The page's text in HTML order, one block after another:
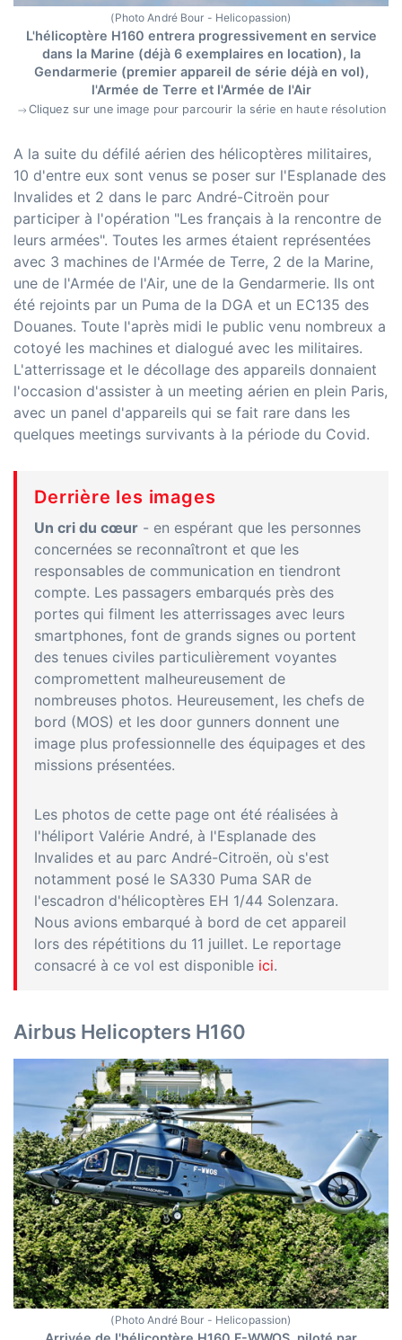
(Photo André Bour - Helicopassion)
L'hélicoptère H160 entrera progressivement en service
dans la Marine (déjà 6 exemplaires en location), la
Gendarmerie (premier appareil de série déjà en vol),
l'Armée de Terre et l'Armée de l'Air
Cliquez sur une image pour parcourir la série en haute résolution
A la suite du défilé aérien des hélicoptères militaires,
10 d'entre eux sont venus se poser sur l'Esplanade des
Invalides et 2 dans le parc André-Citroën pour
participer à l'opération "Les français à la rencontre de
leurs armées". Toutes les armes étaient représentées
avec 3 machines de l'Armée de Terre, 2 de la Marine,
une de l'Armée de l'Air, une de la Gendarmerie. Ils ont
été rejoints par un Puma de la DGA et un EC135 des
Douanes. Toute l'après midi le public venu nombreux a
cotoyé les machines et dialogué avec les militaires.
L'atterrissage et le décollage des appareils donnaient
l'occasion d'assister à un meeting aérien en plein Paris,
avec un panel d'appareils qui se fait rare dans les
quelques meetings survivants à la période du Covid.
Derrière les images
Un cri du cœur - en espérant que les personnes
concernées se reconnaîtront et que les
responsables de communication en tiendront
compte. Les passagers embarqués près des
portes qui filment les atterrissages avec leurs
smartphones, font de grands signes ou portent
des tenues civiles particulièrement voyantes
compromettent malheureusement de
nombreuses photos. Heureusement, les chefs de
bord (MOS) et les door gunners donnent une
image plus professionnelle des équipages et des
missions présentées.
Les photos de cette page ont été réalisées à
l'héliport Valérie André, à l'Esplanade des
Invalides et au parc André-Citroën, où s'est
notamment posé le SA330 Puma SAR de
l'escadron d'hélicoptères EH 1/44 Solenzara.
Nous avions embarqué à bord de cet appareil
lors des répétitions du 11 juillet. Le reportage
consacré à ce vol est disponible ici.
Airbus Helicopters H160
(Photo André Bour - Helicopassion)